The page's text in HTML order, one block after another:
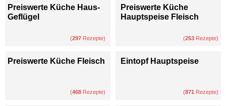
Preiswerte Küche Haus-
Geflügel
(297 Rezepte)
Preiswerte Küche
Hauptspeise Fleisch
(253 Rezepte)
Preiswerte Küche Fleisch
(468 Rezepte)
Eintopf Hauptspeise
(871 Rezepte)